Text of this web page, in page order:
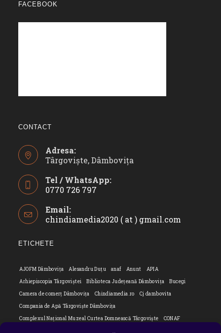
FACEBOOK
CONTACT
Adresa:
Târgoviște, Dâmbovița
Tel / WhatsApp:
0770 726 797
in
your
Email:
chindiamedia2020 ( at ) gmail.com
ETICHETE
AJOFM Dâmbovița Alesandru Duțu anaf Anunt
APIA
Arhiepiscopia Târgoviștei
Biblioteca Județeană Dâmbovița
Bucegi
Camera de comerț Dâmbovița
Chindiamedia.ro
Cj dambovita
Compania de Apă Târgoviște Dâmbovița
Complexul Național Muzeal Curtea Domnească Târgoviște
CONAF